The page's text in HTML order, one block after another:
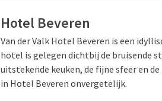
Hotel Beveren
Van der Valk Hotel Beveren is een
hotel is gelegen dichtbij de bruisende
uitstekende keuken, de fijne sfeer en
in Hotel Beveren onvergetelijk.